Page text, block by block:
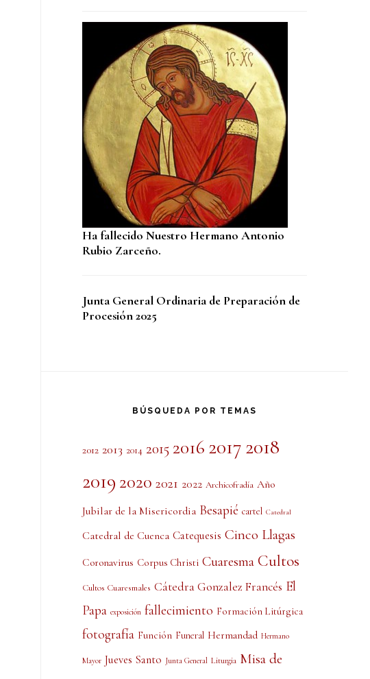
Ha fallecido Nuestro Hermano Antonio
Rubio Zarceño.
Junta General Ordinaria de Preparación de
Procesión 2025
BÚSQUEDA POR TEMAS
2012 2013 2014 20152016 2017 2018
2019 2020 2021 2022 Archicofradía Año
Jubilar de la Misericordia Besapié cartel Catedral
Catedral de Cuenca Catequesis Cinco Llagas
Coronavirus Corpus Christi Cuaresma Cultos
Cultos Cuaresmales Cátedra Gonzalez Francés El
Papa exposición fallecimiento Formación Litúrgica
fotografía Función Funeral Hermandad Hermano
Mayor Jueves Santo Junta General Liturgia Misa de